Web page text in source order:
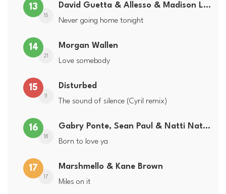
13
15
David Guetta & Allesso & Madison Love
Never going home tonight
14
21
Morgan Wallen
Love somebody
15
11
Disturbed
The sound of silence (Cyril remix)
16
18
Gabry Ponte, Sean Paul & Natti Natasha
Born to love ya
17
17
Marshmello & Kane Brown
Miles on it